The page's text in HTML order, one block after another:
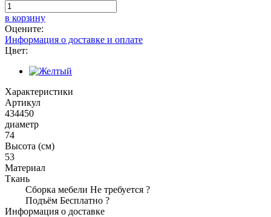
в корзину
Оцените:
Информация о доставке и оплате
Цвет:
Характеристики
Артикул
434450
диаметр
74
Высота (см)
53
Материал
Ткань
Сборка мебели Не требуется ?
Подъём Бесплатно ?
Информация о доставке